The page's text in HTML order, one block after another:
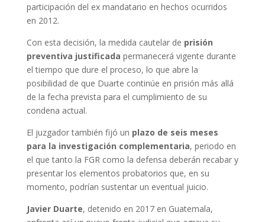
participación del ex mandatario en hechos ocurridos
en 2012.
Con esta decisión, la medida cautelar de prisión
preventiva justificada permanecerá vigente durante
el tiempo que dure el proceso, lo que abre la
posibilidad de que Duarte continúe en prisión más allá
de la fecha prevista para el cumplimiento de su
condena actual.
El juzgador también fijó un plazo de seis meses
para la investigación complementaria, periodo en
el que tanto la FGR como la defensa deberán recabar y
presentar los elementos probatorios que, en su
momento, podrían sustentar un eventual juicio.
Javier Duarte, detenido en 2017 en Guatemala,